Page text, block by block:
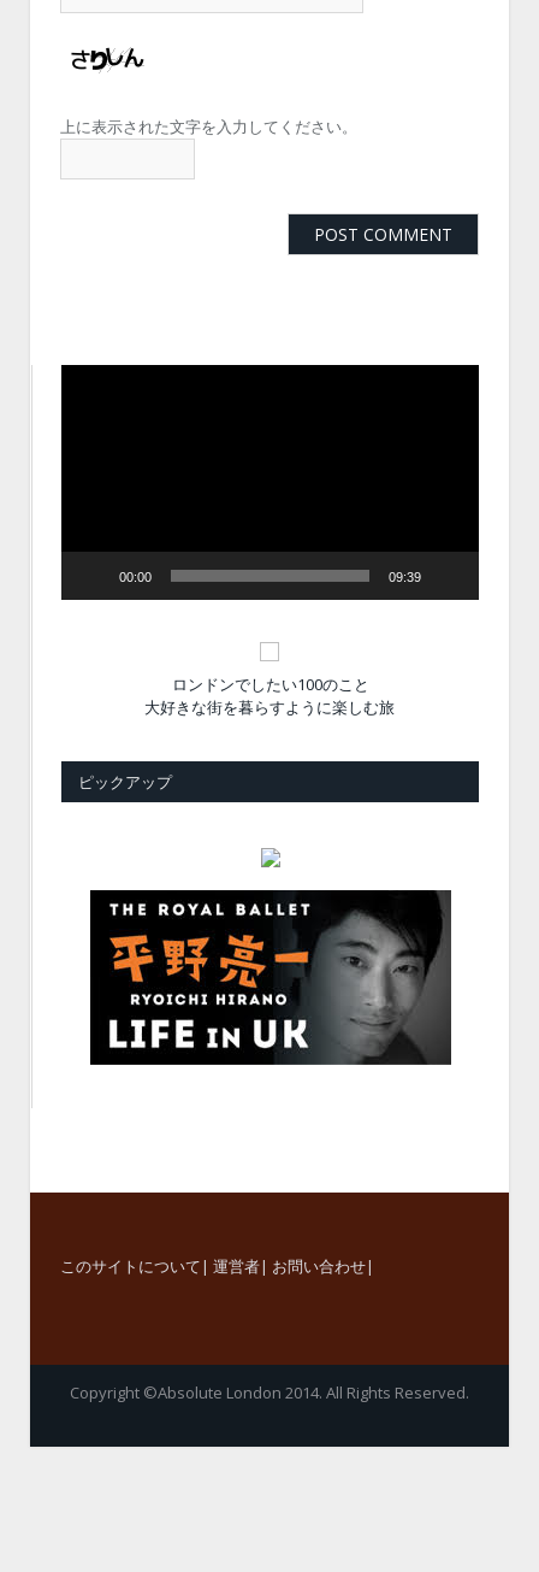
上に表示された文字を入力してください。
00:00 09:39
ロンドンでしたい100のこと
大好きな街を暮らすように楽しむ旅
ピックアップ
このサイトについて| 運営者| お問い合わせ|
Copyright ©Absolute London 2014. All Rights Reserved.